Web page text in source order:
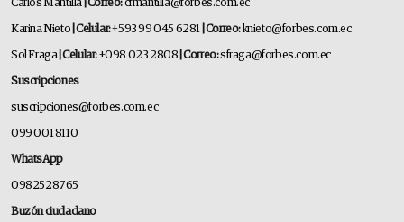
Carlos Mantilla | Correo:cfmantilla@forbes.com.ec
Karina Nieto | Celular:+593 99 045 6281 | Correo:knieto@forbes.com.ec
Sol Fraga| Celular:+098 023 2808 | Correo:sfraga@forbes.com.ec
Suscripciones
suscripciones@forbes.com.ec
099 001 8110
WhatsApp
0982528765
Buzón ciudadano